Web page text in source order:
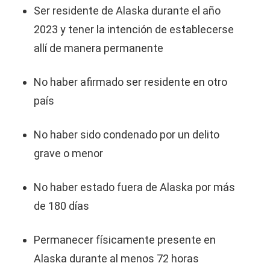
Ser residente de Alaska durante el año
2023 y tener la intención de establecerse
allí de manera permanente
No haber afirmado ser residente en otro
país
No haber sido condenado por un delito
grave o menor
No haber estado fuera de Alaska por más
de 180 días
Permanecer físicamente presente en
Alaska durante al menos 72 horas